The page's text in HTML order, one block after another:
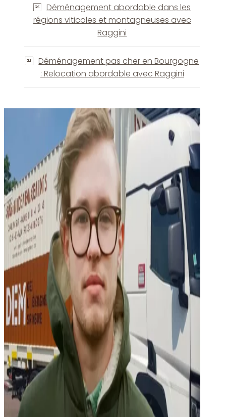
Déménagement abordable dans les
régions viticoles et montagneuses avec
Raggini
Déménagement pas cher en Bourgogne
: Relocation abordable avec Raggini